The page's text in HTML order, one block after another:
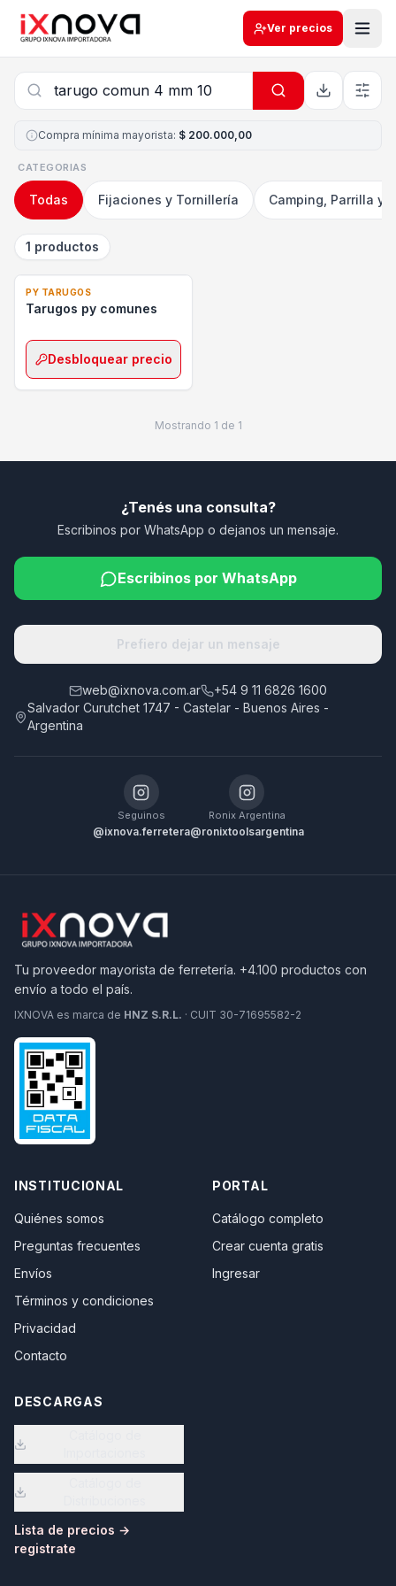
Ver precios
Compra mínima mayorista: $ 200.000,00
CATEGORIAS
Todas Fijaciones y Tornillería Camping, Parrilla y
1 productos
PY TARUGOS
Tarugos py comunes
Desbloquear precio
Mostrando 1 de 1
¿Tenés una consulta?
Escribinos por WhatsApp o dejanos un mensaje.
Escribinos por WhatsApp
Prefiero dejar un mensaje
web@ixnova.com.ar
+54 9 11 6826 1600
Salvador Curutchet 1747 - Castelar - Buenos Aires -
Argentina
Seguinos
@ixnova.ferretera
Ronix Argentina
@ronixtoolsargentina
Tu proveedor mayorista de ferretería. +4.100 productos con
envío a todo el país.
IXNOVA es marca de HNZ S.R.L. · CUIT 30-71695582-2
INSTITUCIONAL
Quiénes somos
Preguntas frecuentes
Envíos
Términos y condiciones
Privacidad
Contacto
PORTAL
Catálogo completo
Crear cuenta gratis
Ingresar
DESCARGAS
Lista de precios →
registrate